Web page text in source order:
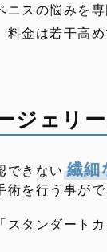
スの悩みを
料金は若干高
ジェリ
できない 繊細
を行う事がで
タンダート